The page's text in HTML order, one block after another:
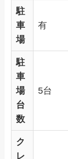
駐
車
場
有
駐
車
場
台
数
5台
ク
レ